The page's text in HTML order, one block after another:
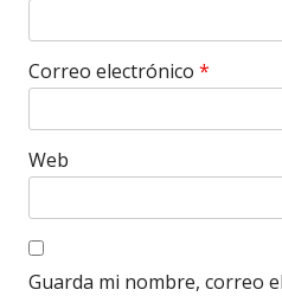
Correo electrónico *
Web
Guarda mi nombre, correo